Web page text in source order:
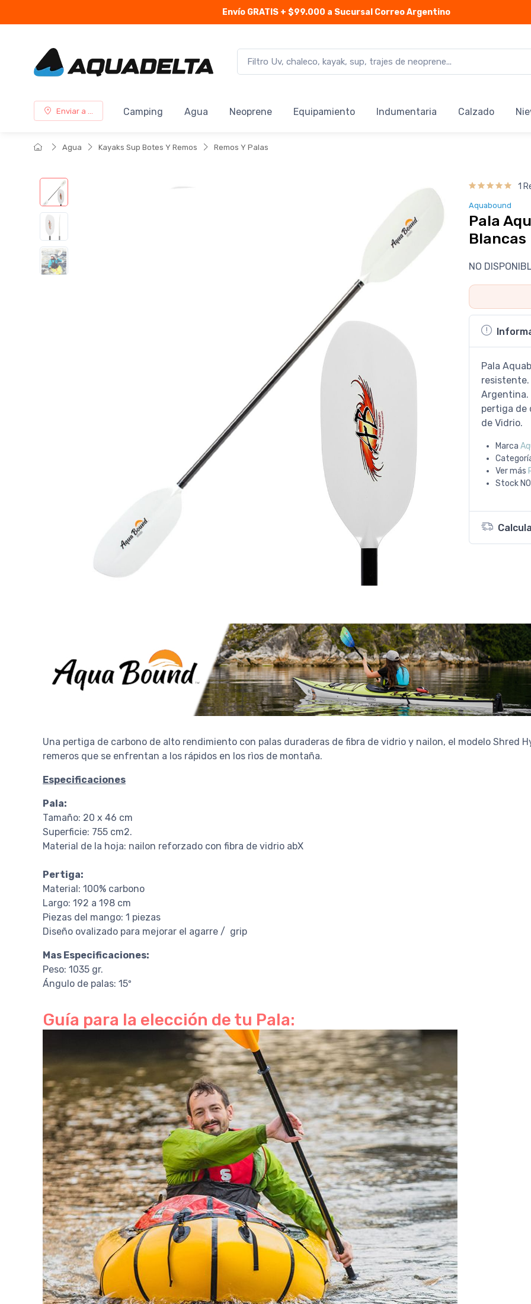
Envío GRATIS + $99.000 a Sucursal Correo Argentino
Enviar a ... Camping Agua Neoprene Equipamiento Indumentaria Calzado
Agua Kayaks Sup Botes Y Remos Remos Y Palas
1
Aquabound
Pala
Blancas
NO
Pala
resistente.
Argentina.
pertiga de
de Vidrio.
Marca
Ver más
Stock
Una pertiga de carbono de alto rendimiento con palas duraderas de fibra de vidrio y nailon, el modelo Shred
remeros que se enfrentan a los rápidos en los rìos de montaña.
Especificaciones
Pala:
Tamaño: 20 x 46 cm
Superficie: 755 cm2.
Material de la hoja: nailon reforzado con fibra de vidrio abX
Pertiga:
Material: 100% carbono
Largo: 192 a 198 cm
Piezas del mango: 1 piezas
Diseño ovalizado para mejorar el agarre / grip
Mas Especificaciones:
Peso: 1035 gr.
Ángulo de palas: 15º
Guía para la elección de tu Pala: